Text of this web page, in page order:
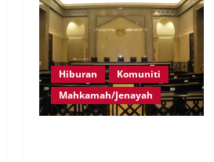
Hiburan
Komuniti
Mahkamah/Jenayah